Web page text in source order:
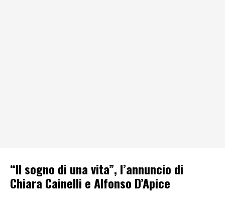
“Il sogno di una vita”, l’annuncio di
Chiara Cainelli e Alfonso D’Apice